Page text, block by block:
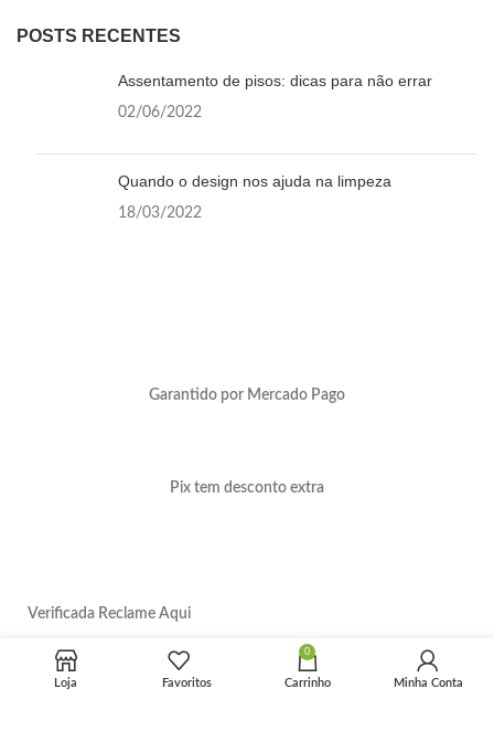
POSTS RECENTES
Assentamento de pisos: dicas para não errar
02/06/2022
Quando o design nos ajuda na limpeza
18/03/2022
Garantido por Mercado Pago
Pix tem desconto extra
Verificada Reclame Aqui
Loja Favoritos
0
Carrinho Minha Conta